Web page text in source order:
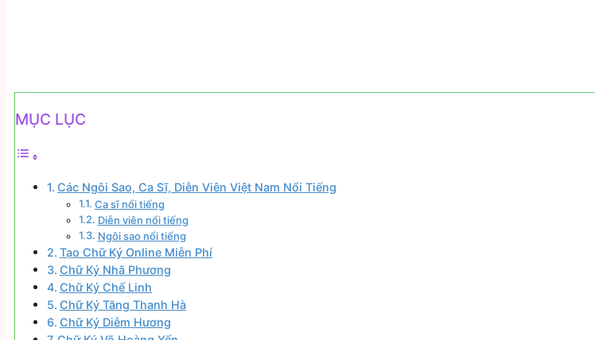
MỤC LỤC
Các Ngôi Sao, Ca Sĩ, Diễn Viên Việt Nam Nổi Tiếng
Ca sĩ nổi tiếng
Diễn viên nổi tiếng
Ngôi sao nổi tiếng
Tạo Chữ Ký Online Miễn Phí
Chữ Ký Nhã Phương
Chữ Ký Chế Linh
Chữ Ký Tăng Thanh Hà
Chữ Ký Diễm Hương